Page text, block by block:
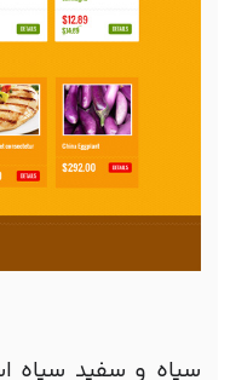
سیاه و سفید سیاه